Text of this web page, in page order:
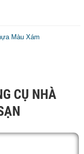
Màu Xám
CỤ NHÀ